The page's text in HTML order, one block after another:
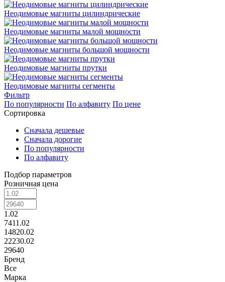
Неодимовые магниты цилиндрические
Неодимовые магниты малой мощности
Неодимовые магниты большой мощности
Неодимовые магниты прутки
Неодимовые магниты сегменты
Фильтр
По популярности По алфавиту По цене
Сортировка
Сначала дешевые
Сначала дорогие
По популярности
По алфавиту
Подбор параметров
Розничная цена
1.02
7411.02
14820.02
22230.02
29640
Бренд
Все
Марка